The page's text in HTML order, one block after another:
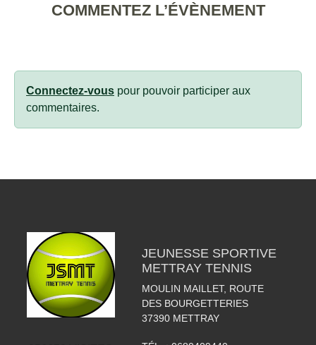
COMMENTEZ L’ÉVÈNEMENT
Connectez-vous pour pouvoir participer aux
commentaires.
JEUNESSE SPORTIVE
METTRAY TENNIS
MOULIN MAILLET, ROUTE
DES BOURGETTERIES
37390 METTRAY